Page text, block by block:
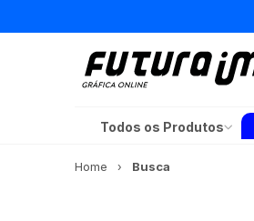
Todos os Produtos
Home Busca